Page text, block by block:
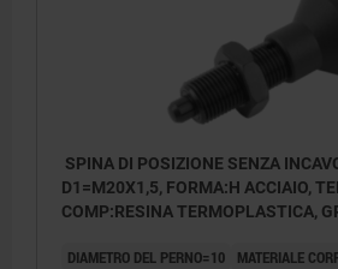
SPINA DI POSIZIONE SENZA
D1=M20X1,5, FORMA:H ACCIAIO,
COMP:RESINA TERMOPLASTICA,
DIAMETRO DEL PERNO=10
MATERIALE